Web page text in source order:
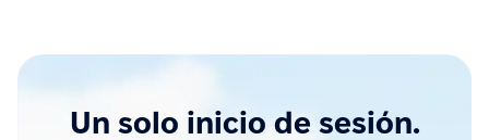
Un solo inicio de sesión.